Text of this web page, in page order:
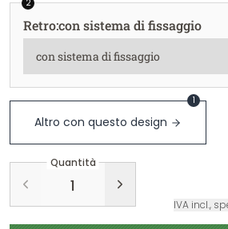
2
Retro:con sistema di fissaggio
Altro con questo design
1
Quantità
IVA incl.,